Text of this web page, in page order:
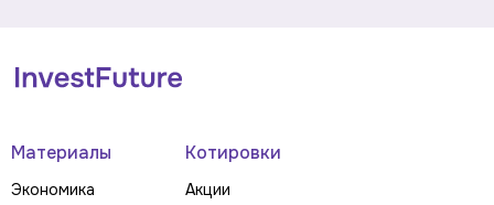
Материалы
Экономика
Котировки
Акции